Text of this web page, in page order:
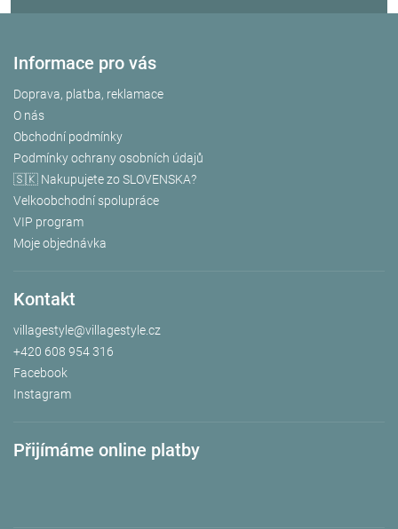
Informace pro vás
Doprava, platba, reklamace
O nás
Obchodní podmínky
Podmínky ochrany osobních údajů
🇸🇰 Nakupujete zo SLOVENSKA?
Velkoobchodní spolupráce
VIP program
Moje objednávka
Kontakt
villagestyle@villagestyle.cz
+420 608 954 316
Facebook
Instagram
Přijímáme online platby